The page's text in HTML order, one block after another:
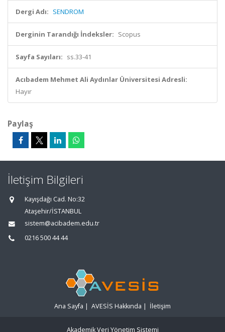
Dergi Adı: SENDROM
Derginin Tarandığı İndeksler: Scopus
Sayfa Sayıları: ss.33-41
Acıbadem Mehmet Ali Aydınlar Üniversitesi Adresli:
Hayır
Paylaş
İletişim Bilgileri
Kayışdağı Cad. No:32
Ataşehir/İSTANBUL
sistem@acibadem.edu.tr
0216 500 44 44
Ana Sayfa | AVESİS Hakkında | İletişim
Akademik Veri Yönetim Sistemi